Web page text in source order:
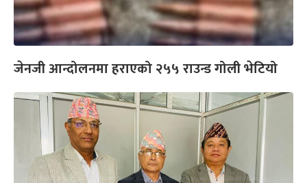
जेनजी आन्दोलनमा हराएको २५५ राउन्ड गोली भेटियो